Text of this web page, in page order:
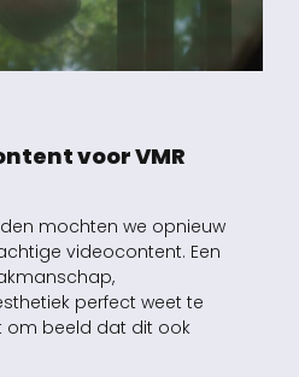
voor VMR
mochten we opnieuw
videocontent. Een
perfect weet te
om beeld dat dit ook